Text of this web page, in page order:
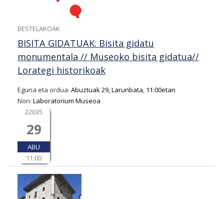
BESTELAKOAK
BISITA GIDATUAK: Bisita gidatu
monumentala // Museoko bisita gidatua//
Lorategi historikoak
Eguna eta ordua: Abuztuak 29, Larunbata, 11:00etan
Non: Laboratorium Museoa
22035
29
ABU
11:00